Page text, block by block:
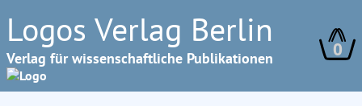
Logos Verlag Berlin
Verlag für wissenschaftliche Publikationen 0